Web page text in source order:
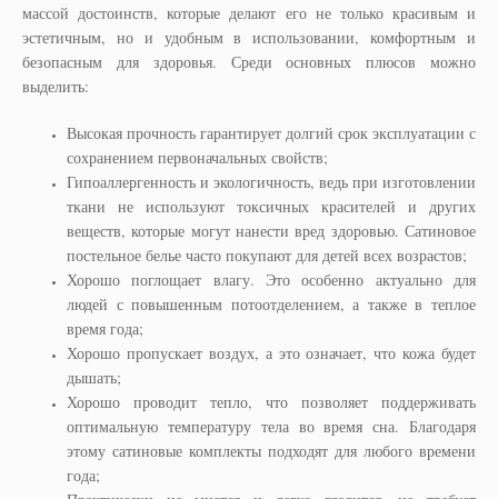
массой достоинств, которые делают его не только красивым и
эстетичным, но и удобным в использовании, комфортным и
безопасным для здоровья. Среди основных плюсов можно
выделить:
Высокая прочность гарантирует долгий срок эксплуатации с
сохранением первоначальных свойств;
Гипоаллергенность и экологичность, ведь при изготовлении
ткани не используют токсичных красителей и других
веществ, которые могут нанести вред здоровью. Сатиновое
постельное белье часто покупают для детей всех возрастов;
Хорошо поглощает влагу. Это особенно актуально для
людей с повышенным потоотделением, а также в теплое
время года;
Хорошо пропускает воздух, а это означает, что кожа будет
дышать;
Хорошо проводит тепло, что позволяет поддерживать
оптимальную температуру тела во время сна. Благодаря
этому сатиновые комплекты подходят для любого времени
года;